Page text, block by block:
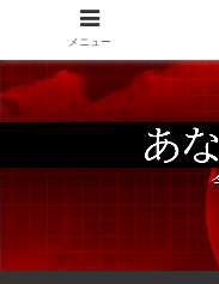
メニュー